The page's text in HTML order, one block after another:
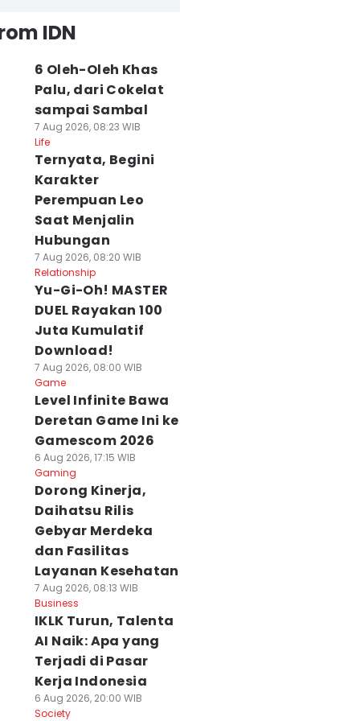
IDN
6 Oleh-Oleh Khas
Palu, dari Cokelat
sampai Sambal
7 Aug 2026, 08:23 WIB
Life
Ternyata, Begini
Karakter
Perempuan Leo
Saat Menjalin
Hubungan
7 Aug 2026, 08:20 WIB
Relationship
Yu-Gi-Oh! MASTER
DUEL Rayakan 100
Juta Kumulatif
Download!
7 Aug 2026, 08:00 WIB
Game
Level Infinite Bawa
Deretan Game Ini ke
Gamescom 2026
6 Aug 2026, 17:15 WIB
Gaming
Dorong Kinerja,
Daihatsu Rilis
Gebyar Merdeka
dan Fasilitas
Layanan Kesehatan
7 Aug 2026, 08:13 WIB
Business
IKLK Turun, Talenta
AI Naik: Apa yang
Terjadi di Pasar
Kerja Indonesia
6 Aug 2026, 20:00 WIB
Society